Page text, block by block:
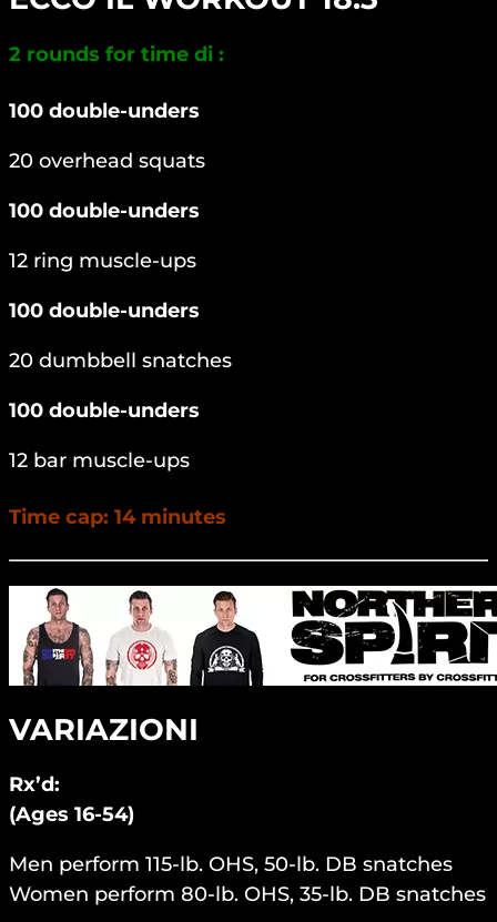
2 rounds for time di :
100 double-unders
20 overhead squats
100 double-unders
12 ring muscle-ups
100 double-unders
20 dumbbell snatches
100 double-unders
12 bar muscle-ups
Time cap: 14 minutes
VARIAZIONI
Rx’d:
(Ages 16-54)
Men perform 115-lb. OHS, 50-lb. DB snatches
Women perform 80-lb. OHS, 35-lb. DB snatches